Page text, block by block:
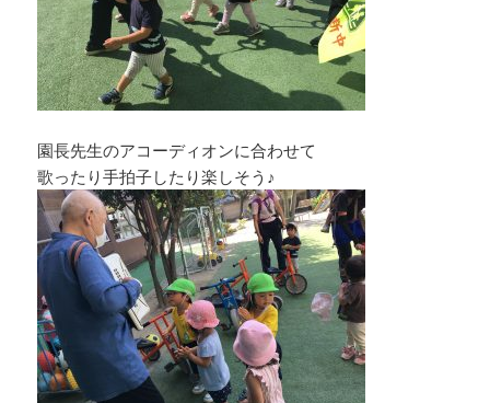
園長先生のアコーディオンに合わせて
歌ったり手拍子したり楽しそう♪